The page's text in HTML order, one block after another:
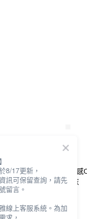
O束
藍灰黃
POYA CHIC質感
入-單圈-高級灰
8/17更新，
訊可保留查詢，請先
留言。
線上客服系統。為加
求，